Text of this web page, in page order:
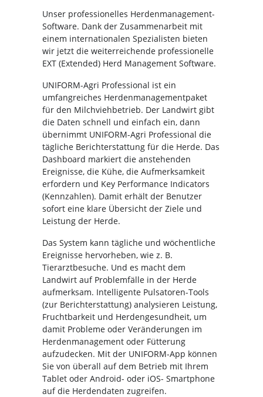
Unser professionelles Herdenmanagement-
Software. Dank der Zusammenarbeit mit
einem internationalen Spezialisten bieten
wir jetzt die weiterreichende professionelle
EXT (Extended) Herd Management Software.
UNIFORM-Agri Professional ist ein
umfangreiches Herdenmanagementpaket
für den Milchviehbetrieb. Der Landwirt gibt
die Daten schnell und einfach ein, dann
übernimmt UNIFORM-Agri Professional die
tägliche Berichterstattung für die Herde. Das
Dashboard markiert die anstehenden
Ereignisse, die Kühe, die Aufmerksamkeit
erfordern und Key Performance Indicators
(Kennzahlen). Damit erhält der Benutzer
sofort eine klare Übersicht der Ziele und
Leistung der Herde.
Das System kann tägliche und wöchentliche
Ereignisse hervorheben, wie z. B.
Tierarztbesuche. Und es macht dem
Landwirt auf Problemfälle in der Herde
aufmerksam. Intelligente Pulsatoren-Tools
(zur Berichterstattung) analysieren Leistung,
Fruchtbarkeit und Herdengesundheit, um
damit Probleme oder Veränderungen im
Herdenmanagement oder Fütterung
aufzudecken. Mit der UNIFORM-App können
Sie von überall auf dem Betrieb mit Ihrem
Tablet oder Android- oder iOS- Smartphone
auf die Herdendaten zugreifen.